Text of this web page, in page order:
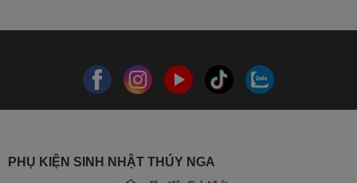
PHỤ KIỆN SINH NHẬT THÚY NGA